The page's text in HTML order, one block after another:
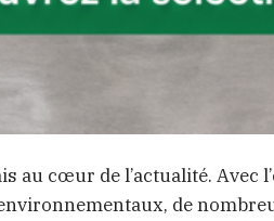
au cœur de l’actualité. Avec
de